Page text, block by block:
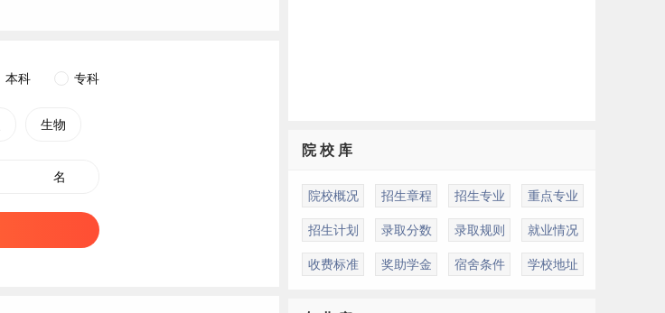
本科 专科
生物
名
院 校 库
院校概况 招生章程 招生专业 重点专业
招生计划 录取分数 录取规则 就业情况
收费标准 奖助学金 宿舍条件 学校地址